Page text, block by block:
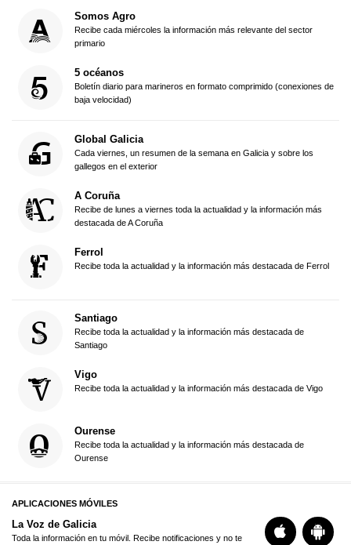
Somos Agro
Recibe cada miércoles la información más relevante del sector
primario
5 océanos
Boletín diario para marineros en formato comprimido (conexiones de
baja velocidad)
Global Galicia
Cada viernes, un resumen de la semana en Galicia y sobre los
gallegos en el exterior
A Coruña
Recibe de lunes a viernes toda la actualidad y la información más
destacada de A Coruña
Ferrol
Recibe toda la actualidad y la información más destacada de Ferrol
Santiago
Recibe toda la actualidad y la información más destacada de
Santiago
Vigo
Recibe toda la actualidad y la información más destacada de Vigo
Ourense
Recibe toda la actualidad y la información más destacada de
Ourense
APLICACIONES MÓVILES
La Voz de Galicia
Toda la información en tu móvil. Recibe notificaciones y no te